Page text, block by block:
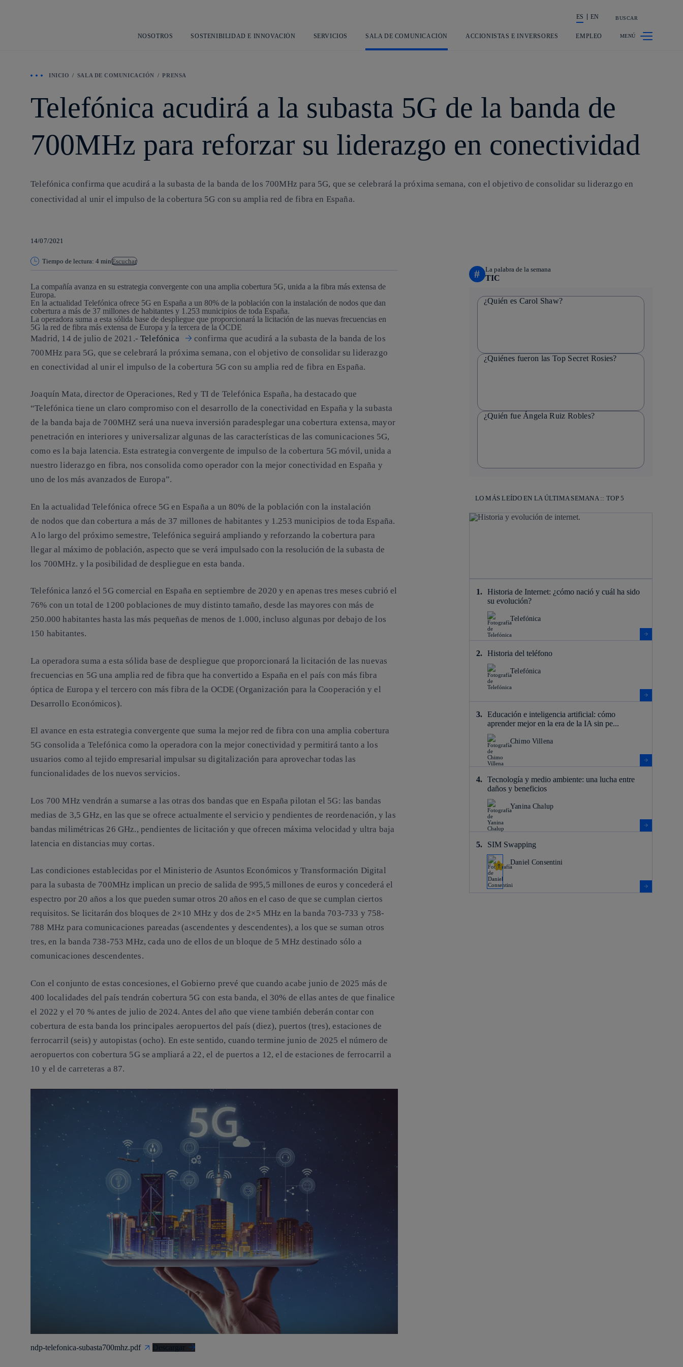
principal
La acción en accionistas e inversores
ES EN BUSCAR
NOSOTROS SOSTENIBILIDAD E INNOVACIÓN SERVICIOS SALA DE COMUNICACIÓN ACCIONISTAS E INVERSORES EMPLEO
INICIO SALA DE COMUNICACIÓN PRENSA
Telefónica acudirá a la subasta 5G de la banda de
700MHz para reforzar su liderazgo en conectividad
Telefónica confirma que acudirá a la subasta de la banda de los 700MHz para 5G, que se celebrará la próxima semana, con el objetivo de consolidar su liderazgo en
conectividad al unir el impulso de la cobertura 5G con su amplia red de fibra en España.
14/07/2021
Tiempo de lectura: 4 minEscuchar
La compañía avanza en su estrategia convergente con una amplia cobertura 5G, unida a la fibra más extensa de
Europa.
En la actualidad Telefónica ofrece 5G en España a un 80% de la población con la instalación de nodos que dan
cobertura a más de 37 millones de habitantes y 1.253 municipios de toda España.
La operadora suma a esta sólida base de despliegue que proporcionará la licitación de las nuevas frecuencias en
5G la red de fibra más extensa de Europa y la tercera de la OCDE
Madrid, 14 de julio de 2021.- Telefónica
confirma que acudirá a la subasta de la banda de los
700MHz para 5G, que se celebrará la próxima semana, con el objetivo de consolidar su liderazgo
en conectividad al unir el impulso de la cobertura 5G con su amplia red de fibra en España.
Joaquín Mata, director de Operaciones, Red y TI de Telefónica España, ha destacado que
“Telefónica tiene un claro compromiso con el desarrollo de la conectividad en España y la subasta
de la banda baja de 700MHZ será una nueva inversión paradesplegar una cobertura extensa, mayor
penetración en interiores y universalizar algunas de las características de las comunicaciones 5G,
como es la baja latencia. Esta estrategia convergente de impulso de la cobertura 5G móvil, unida a
nuestro liderazgo en fibra, nos consolida como operador con la mejor conectividad en España y
uno de los más avanzados de Europa”.
En la actualidad Telefónica ofrece 5G en España a un 80% de la población con la instalación
de nodos que dan cobertura a más de 37 millones de habitantes y 1.253 municipios de toda España.
A lo largo del próximo semestre, Telefónica seguirá ampliando y reforzando la cobertura para
llegar al máximo de población, aspecto que se verá impulsado con la resolución de la subasta de
los 700MHz. y la posibilidad de despliegue en esta banda.
Telefónica lanzó el 5G comercial en España en septiembre de 2020 y en apenas tres meses cubrió el
76% con un total de 1200 poblaciones de muy distinto tamaño, desde las mayores con más de
250.000 habitantes hasta las más pequeñas de menos de 1.000, incluso algunas por debajo de los
150 habitantes.
La operadora suma a esta sólida base de despliegue que proporcionará la licitación de las nuevas
frecuencias en 5G una amplia red de fibra que ha convertido a España en el país con más fibra
óptica de Europa y el tercero con más fibra de la OCDE (Organización para la Cooperación y el
Desarrollo Económicos).
El avance en esta estrategia convergente que suma la mejor red de fibra con una amplia cobertura
5G consolida a Telefónica como la operadora con la mejor conectividad y permitirá tanto a los
usuarios como al tejido empresarial impulsar su digitalización para aprovechar todas las
funcionalidades de los nuevos servicios.
Los 700 MHz vendrán a sumarse a las otras dos bandas que en España pilotan el 5G: las bandas
medias de 3,5 GHz, en las que se ofrece actualmente el servicio y pendientes de reordenación, y las
bandas milimétricas 26 GHz., pendientes de licitación y que ofrecen máxima velocidad y ultra baja
latencia en distancias muy cortas.
Las condiciones establecidas por el Ministerio de Asuntos Económicos y Transformación Digital
para la subasta de 700MHz implican un precio de salida de 995,5 millones de euros y concederá el
espectro por 20 años a los que pueden sumar otros 20 años en el caso de que se cumplan ciertos
requisitos. Se licitarán dos bloques de 2×10 MHz y dos de 2×5 MHz en la banda 703-733 y 758-
788 MHz para comunicaciones pareadas (ascendentes y descendentes), a los que se suman otros
tres, en la banda 738-753 MHz, cada uno de ellos de un bloque de 5 MHz destinado sólo a
comunicaciones descendentes.
Con el conjunto de estas concesiones, el Gobierno prevé que cuando acabe junio de 2025 más de
400 localidades del país tendrán cobertura 5G con esta banda, el 30% de ellas antes de que finalice
el 2022 y el 70 % antes de julio de 2024. Antes del año que viene también deberán contar con
cobertura de esta banda los principales aeropuertos del país (diez), puertos (tres), estaciones de
ferrocarril (seis) y autopistas (ocho). En este sentido, cuando termine junio de 2025 el número de
aeropuertos con cobertura 5G se ampliará a 22, el de puertos a 12, el de estaciones de ferrocarril a
10 y el de carreteras a 87.
ndp-telefonica-subasta700mhz.pdf Descargar
# La palabra de la semana
TIC
¿Quién es Carol Shaw?
¿Quiénes fueron las Top Secret Rosies?
¿Quién fue Ángela Ruiz Robles?
LO MÁS LEÍDO EN LA ÚLTIMA SEMANA :: TOP 5
Historia de Internet: ¿cómo nació y cuál ha sido
su evolución?
Telefónica
Historia del teléfono
Telefónica
Educación e inteligencia artificial: cómo
aprender mejor en la era de la IA sin pe...
Chimo Villena
Tecnología y medio ambiente: una lucha entre
daños y beneficios
Yanina Chalup
SIM Swapping
Daniel Consentini